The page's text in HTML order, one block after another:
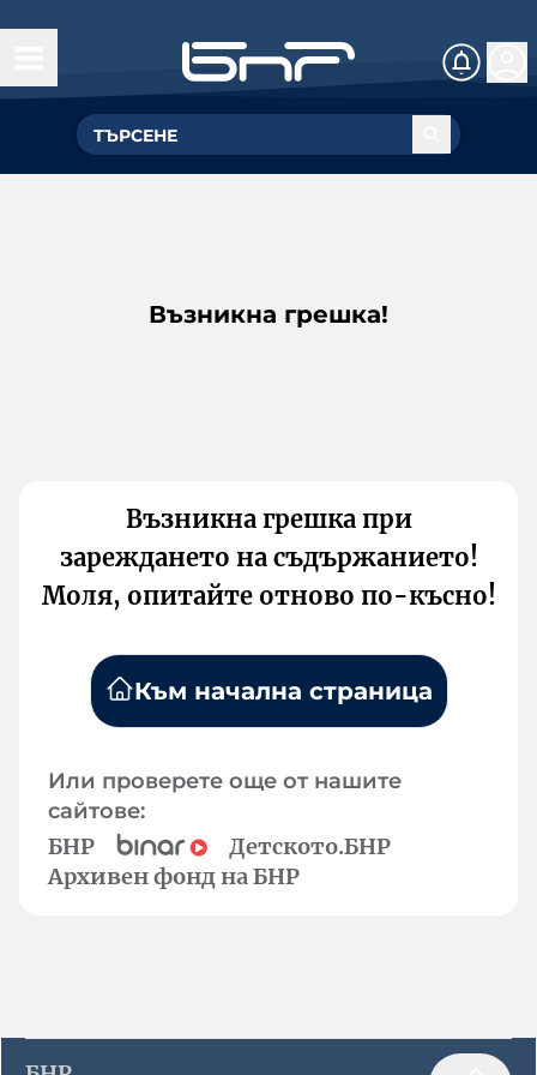
Възникна грешка!
Възникна грешка при
зареждането на съдържанието!
Моля, опитайте отново по-късно!
Към начална страница
Или проверете още от нашите
сайтове:
БНР
Детското.БНР
Архивен фонд на БНР